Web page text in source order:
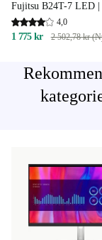
Fujitsu B24T-7 LED |
4,0
1 775 kr 2 502,78 kr